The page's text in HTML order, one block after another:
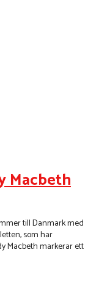
Macbeth
till Danmark med
som har